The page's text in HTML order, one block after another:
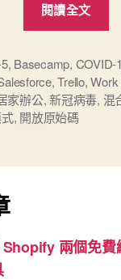
閱讀全文
距
, Basecamp, COVID-
,Trello,
家辦公,新冠病毒, 混
, 開放原始碼
兩個免